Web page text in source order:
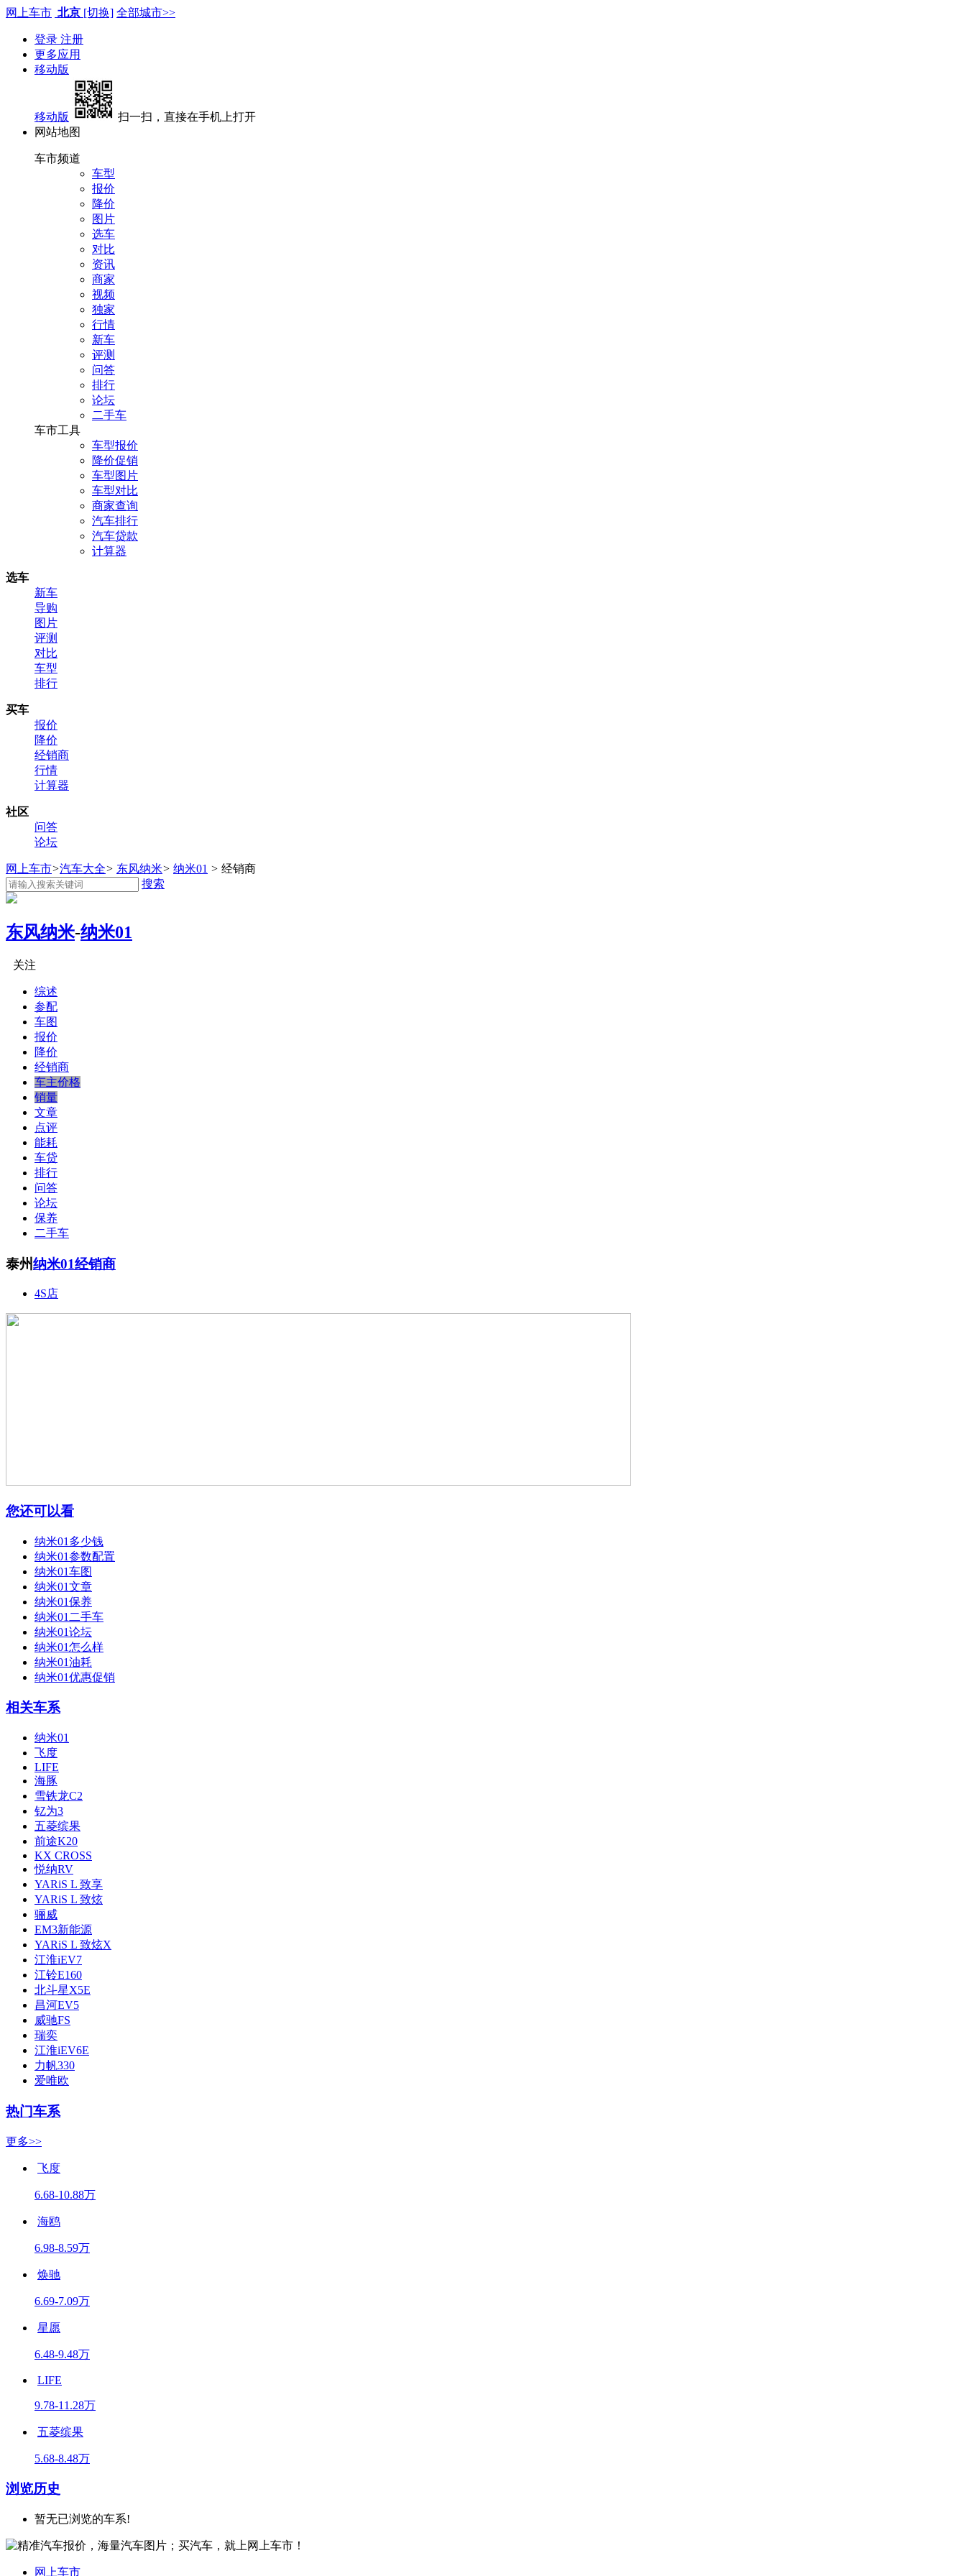
网上车市 北京 [切换] 全部城市>>
登录 注册
更多应用
移动版
移动版
扫一扫，直接在手机上打开
网站地图
车市频道
车型
报价
降价
图片
选车
对比
资讯
商家
视频
独家
行情
新车
评测
问答
排行
论坛
二手车
车市工具
车型报价
降价促销
车型图片
车型对比
商家查询
汽车排行
汽车贷款
计算器
选车
新车
导购
图片
评测
对比
车型
排行
买车
报价
降价
经销商
行情
计算器
社区
问答
论坛
网上车市>汽车大全> 东风纳米> 纳米01 > 经销商
搜索
东风纳米-纳米01
关注
综述
参配
车图
报价
降价
经销商
车主价格
销量
文章
点评
能耗
车贷
排行
问答
论坛
保养
二手车
泰州纳米01经销商
4S店
您还可以看
纳米01多少钱
纳米01参数配置
纳米01车图
纳米01文章
纳米01保养
纳米01二手车
纳米01论坛
纳米01怎么样
纳米01油耗
纳米01优惠促销
相关车系
纳米01
飞度
LIFE
海豚
雪铁龙C2
钇为3
五菱缤果
前途K20
KX CROSS
悦纳RV
YARiS L 致享
YARiS L 致炫
骊威
EM3新能源
YARiS L 致炫X
江淮iEV7
江铃E160
北斗星X5E
昌河EV5
威驰FS
瑞奕
江淮iEV6E
力帆330
爱唯欧
热门车系
更多>>
飞度
6.68-10.88万
海鸥
6.98-8.59万
焕驰
6.69-7.09万
星愿
6.48-9.48万
LIFE
9.78-11.28万
五菱缤果
5.68-8.48万
浏览历史
暂无已浏览的车系!
网上车市